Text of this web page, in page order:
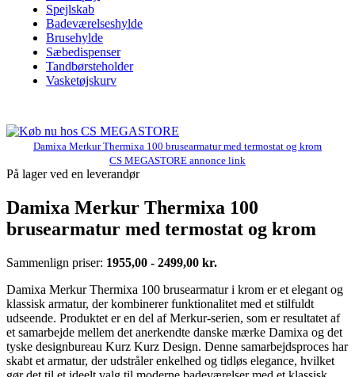
Spejlskab
Badeværelseshylde
Brusehylde
Sæbedispenser
Tandbørsteholder
Vasketøjskurv
Damixa Merkur Thermixa 100 brusearmatur med termostat og krom
CS MEGASTORE annonce link
På lager ved en leverandør
Damixa Merkur Thermixa 100
brusearmatur med termostat og krom
Sammenlign priser: 1955,00 - 2499,00 kr.
Damixa Merkur Thermixa 100 brusearmatur i krom er et elegant og
klassisk armatur, der kombinerer funktionalitet med et stilfuldt
udseende. Produktet er en del af Merkur-serien, som er resultatet af
et samarbejde mellem det anerkendte danske mærke Damixa og det
tyske designbureau Kurz Kurz Design. Denne samarbejdsproces har
skabt et armatur, der udstråler enkelhed og tidløs elegance, hvilket